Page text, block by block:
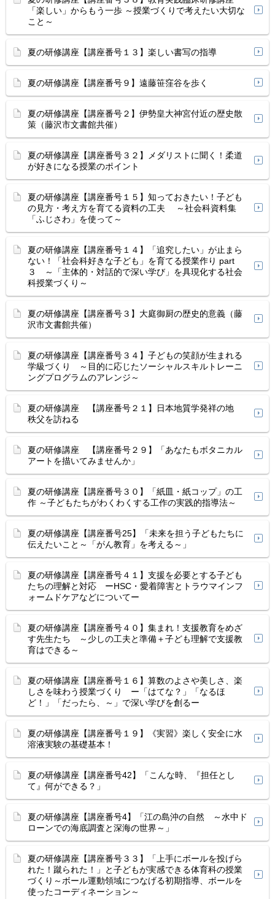
「楽しい」からもう一歩 ～授業づくりで考えたい大切な
こと～
夏の研修講座【講座番号１３】楽しい書写の指導
夏の研修講座【講座番号９】遠藤笹窪谷を歩く
夏の研修講座【講座番号２】伊勢皇大神宮付近の歴史散
策（藤沢市文書館共催）
夏の研修講座【講座番号３２】メダリストに聞く！柔道
が好きになる授業のポイント
夏の研修講座【講座番号１５】知っておきたい！子ども
の見方・考え方を育てる資料の工夫 ～社会科資料集
「ふじさわ」を使って～
夏の研修講座【講座番号１４】「追究したい」が止まら
ない！「社会科好きな子ども」を育てる授業作り part
３ ～「主体的・対話的で深い学び」を具現化する社会
科授業づくり～
夏の研修講座【講座番号３】大庭御厨の歴史的意義（藤
沢市文書館共催）
夏の研修講座【講座番号３４】子どもの笑顔が生まれる
学級づくり ～目的に応じたソーシャルスキルトレーニ
ングプログラムのアレンジ～
夏の研修講座 【講座番号２１】日本地質学発祥の地
秩父を訪ねる
夏の研修講座 【講座番号２９】「あなたもボタニカル
アートを描いてみませんか」
夏の研修講座【講座番号３０】「紙皿・紙コップ」の工
作 ～子どもたちがわくわくする工作の実践的指導法～
夏の研修講座【講座番号25】「未来を担う子どもたちに
伝えたいこと～「がん教育」を考える～」
夏の研修講座【講座番号４１】支援を必要とする子ども
たちの理解と対応 ーHSC・愛着障害とトラウマインフ
ォームドケアなどについてー
夏の研修講座【講座番号４０】集まれ！支援教育をめざ
す先生たち ～少しの工夫と準備＋子ども理解で支援教
育はできる～
夏の研修講座【講座番号１６】算数のよさや美しさ、楽
しさを味わう授業づくり ー「はてな？」「なるほ
ど！」「だったら、～」で深い学びを創るー
夏の研修講座【講座番号１９】《実習》楽しく安全に水
溶液実験の基礎基本！
夏の研修講座【講座番号42】「こんな時、『担任とし
て』何ができる？」
夏の研修講座【講座番号4】「江の島沖の自然 ～水中ド
ローンでの海底調査と深海の世界～」
夏の研修講座【講座番号３３】「上手にボールを投げら
れた！蹴られた！」と子どもが実感できる体育科の授業
づくり～ボール運動領域につなげる初期指導、ボールを
使ったコーディネーション～